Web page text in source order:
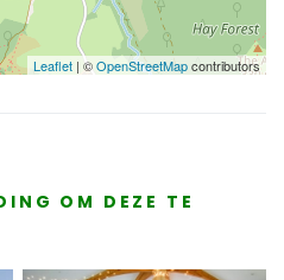
Leaflet | ©OpenStreetMapcontributors
OM DEZE TE